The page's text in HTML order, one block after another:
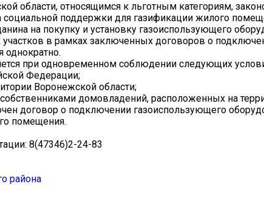
области, относящимся к льготным категориям,
социальной поддержки для газификации жилого
на покупку и установку газоиспользующего
в рамках заключенных договоров о
однократно.
при одновременном соблюдении следующих
Федерации;
Воронежской области;
домовладений, расположенных на
договор о подключении газоиспользующего
помещения.
8(47346)2-24-83
района